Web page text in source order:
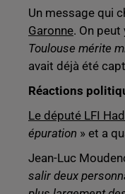
Un message qui
Garonne. On peut
Toulouse mérite
avait déjà été
Réactions
Le député LFI
épuration » et a
Jean-Luc
salir deux